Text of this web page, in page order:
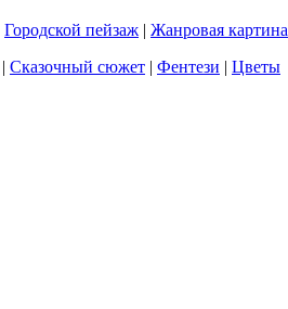
Городской пейзаж | Жанровая картина
| Сказочный сюжет | Фентези | Цветы